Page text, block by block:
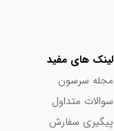
لینک های مفید
مجله سرسون
سوالات متداول
پیگیری سفارش